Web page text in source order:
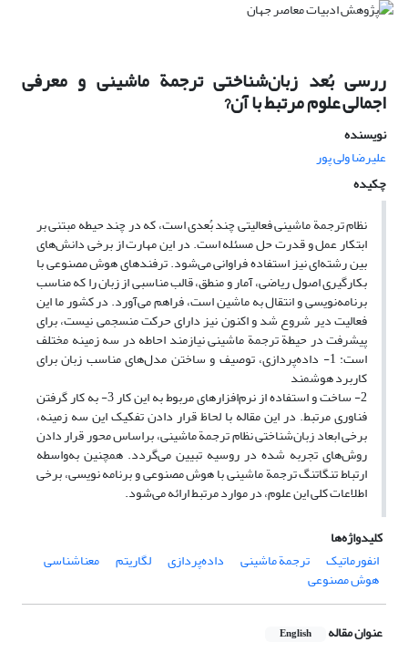
ررسی بُعد زبان‌شناختی ترجمة ماشینی و معرفی
اجمالی علوم مرتبط با آن?
نویسنده
علیرضا ولی پور
چکیده
نظام ترجمة ماشینی فعالیتی چند بُعدی است، که در چند حیطه مبتنی بر
ابتکار عمل و قدرت حل مسئله است. در این مهارت از برخی دانش‌های
بین رشته‌ای نیز استفاده فراوانی می‌شود. ترفندهای هوش مصنوعی با
بکارگیری اصول ریاضی، آمار و منطق، قالب مناسبی از زبان را که مناسب
برنامه‌نویسی و انتقال به ماشین است، فراهم می‌آورد. در کشور ما این
فعالیت دیر شروع شد و اکنون نیز دارای حرکت منسجمی نیست، برای
پیشرفت در حیطة ترجمة ماشینی نیازمند احاطه در سه زمینه مختلف
است: 1- داده‌پردازی، توصیف و ساختن مدل‌های مناسب زبان برای
کاربرد هوشمند
2- ساخت و استفاده از نرم‌افزارهای مربوط به این کار 3- به کار گرفتن
فناوری مرتبط. در این مقاله با لحاظ قرار دادن تفکیک این سه زمینه،
برخی ابعاد زبان‌شناختی نظام ترجمة ماشینی، براساس محور قرار دادن
روش‌های تجربه شده در روسیه تبیین می‌گردد. همچنین به‌واسطه
ارتباط تنگاتنگ ترجمة ماشینی با هوش مصنوعی و برنامه نویسی، برخی
اطلاعات کلی این علوم، در موارد مرتبط ارائه می‌شود.
کلیدواژه‌ها
انفورماتیک
ترجمة ماشینی داده‌پردازی لگاریتم معناشناسی
هوش مصنوعی
عنوان مقاله English